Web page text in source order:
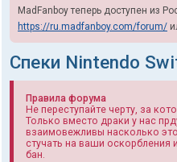
MadFanboy теперь доступен из
https://ru.madfanboy.com/forum/
Спеки Nintendo
Правила форума
Не переступайте черту, за
Только вместо драки у нас
взаимовежливы насколько
стучать на ваши оскорбления
бан.